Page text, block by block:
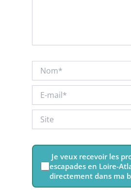
mail*
Je veux recevoir les
escapades en Loire-
directement dans ma